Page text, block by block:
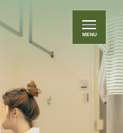
MENU